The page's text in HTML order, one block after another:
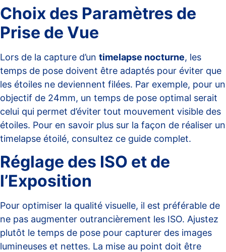
Choix des Paramètres de
Prise de Vue
Lors de la capture d’un timelapse nocturne, les
temps de pose doivent être adaptés pour éviter que
les étoiles ne deviennent filées. Par exemple, pour un
objectif de 24mm, un temps de pose optimal serait
celui qui permet d’éviter tout mouvement visible des
étoiles. Pour en savoir plus sur la façon de réaliser un
timelapse étoilé, consultez ce guide complet.
Réglage des ISO et de
l’Exposition
Pour optimiser la qualité visuelle, il est préférable de
ne pas augmenter outrancièrement les ISO. Ajustez
plutôt le temps de pose pour capturer des images
lumineuses et nettes. La mise au point doit être